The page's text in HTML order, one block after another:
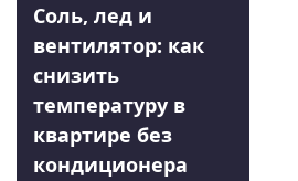
Соль, лед и
вентилятор: как
снизить
температуру в
квартире без
кондиционера